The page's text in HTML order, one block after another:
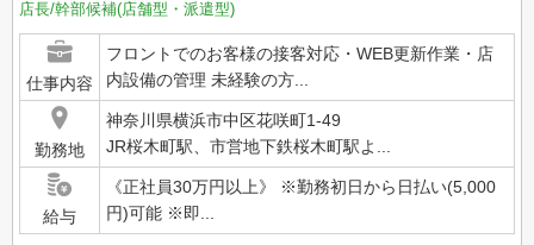
店長/幹部候補(店舗型・派遣型)
仕事内容
フロントでのお客様の接客対応・WEB更新作業・店
内設備の管理 未経験の方...
勤務地
神奈川県横浜市中区花咲町1-49
JR桜木町駅、市営地下鉄桜木町駅よ...
給与
《正社員30万円以上》 ※勤務初日から日払い(5,000
円)可能 ※即...